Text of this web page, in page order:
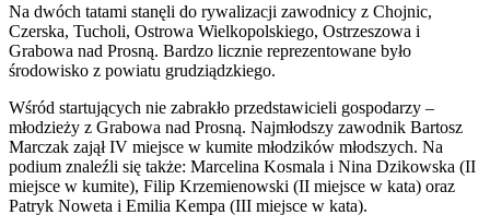
Na dwóch tatami stanęli do rywalizacji zawodnicy z Chojnic,
Czerska, Tucholi, Ostrowa Wielkopolskiego, Ostrzeszowa i
Grabowa nad Prosną. Bardzo licznie reprezentowane było
środowisko z powiatu grudziądzkiego.
Wśród startujących nie zabrakło przedstawicieli gospodarzy –
młodzieży z Grabowa nad Prosną. Najmłodszy zawodnik Bartosz
Marczak zajął IV miejsce w kumite młodzików młodszych. Na
podium znaleźli się także: Marcelina Kosmala i Nina Dzikowska (II
miejsce w kumite), Filip Krzemienowski (II miejsce w kata) oraz
Patryk Noweta i Emilia Kempa (III miejsce w kata).